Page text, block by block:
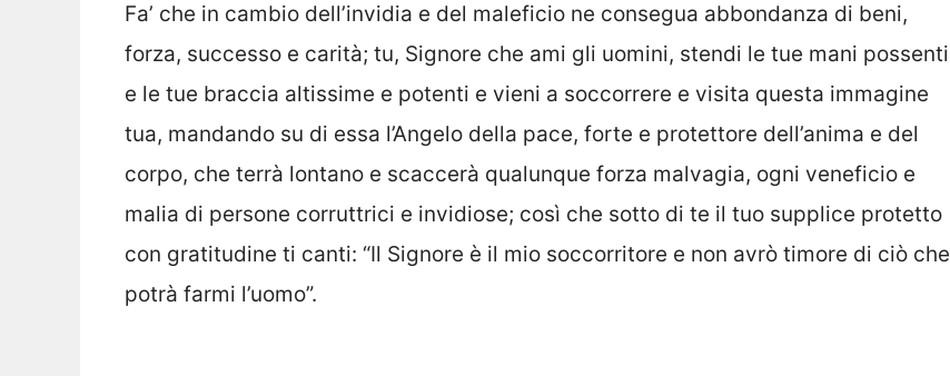
Fa’ che in cambio dell’invidia e del maleficio ne consegua abbondanza di beni,
forza, successo e carità; tu, Signore che ami gli uomini, stendi le tue mani possenti
e le tue braccia altissime e potenti e vieni a soccorrere e visita questa immagine
tua, mandando su di essa l’Angelo della pace, forte e protettore dell’anima e del
corpo, che terrà lontano e scaccerà qualunque forza malvagia, ogni veneficio e
malia di persone corruttrici e invidiose; così che sotto di te il tuo supplice protetto
con gratitudine ti canti: “Il Signore è il mio soccorritore e non avrò timore di ciò che
potrà farmi l’uomo”.